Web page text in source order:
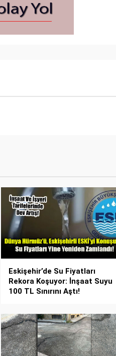
Eskişehir’de Su Fiyatları
Rekora Koşuyor: İnşaat Suyu
100 TL Sınırını Aştı!